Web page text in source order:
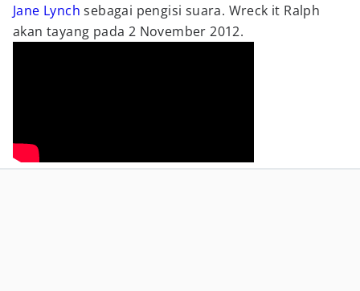
Jane Lynch sebagai pengisi suara. Wreck it Ralph
akan tayang pada 2 November 2012.